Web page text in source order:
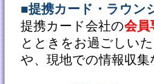
■提携カード・ラウン
提携カード会社の会員
とときをお過ごしい
や、現地での情報収